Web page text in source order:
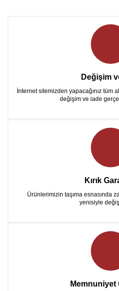
Değişim
İnternet sitemizden yapacağınız tüm
değişim ve iade
Kırık
Ürünlerimizin taşıma esnasında
yenisiyle
Memnuniyet